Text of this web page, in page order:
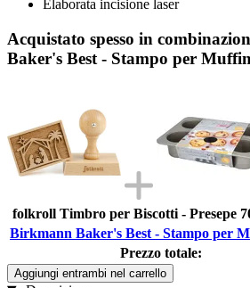
Elaborata incisione laser
Acquistato spesso in
Baker's Best - Stampo per
folkroll Timbro per Biscotti - Presepe
Birkmann Baker's Best - Stampo per
Prezzo totale:
Aggiungi entrambi nel carrello